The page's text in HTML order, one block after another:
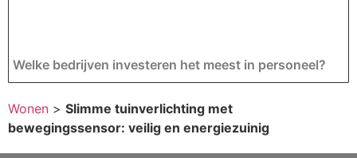
Welke bedrijven investeren het meest in personeel?
Wonen > Slimme tuinverlichting met
bewegingssensor: veilig en energiezuinig